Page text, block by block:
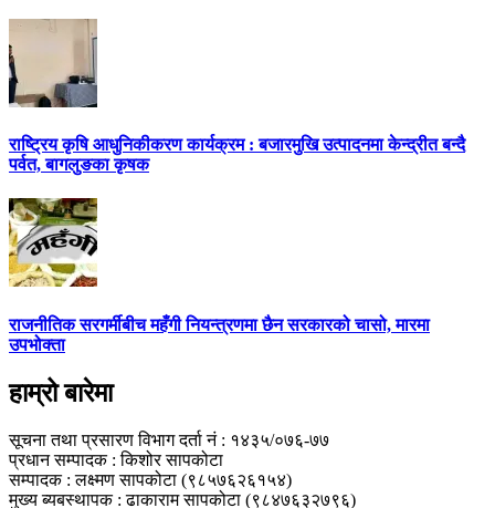
राष्ट्रिय कृषि आधुनिकीकरण कार्यक्रम : बजारमुखि उत्पादनमा केन्द्रीत बन्दै
पर्वत, बागलुङका कृषक
राजनीतिक सरगर्मीबीच महँगी नियन्त्रणमा छैन सरकारको चासो, मारमा
उपभोक्ता
हाम्रो बारेमा
सूचना तथा प्रसारण विभाग दर्ता नं : १४३५/०७६-७७
प्रधान सम्पादक : किशोर सापकोटा
सम्पादक : लक्ष्मण सापकोटा (९८५७६२६१५४)
मुख्य ब्यबस्थापक : ढाकाराम सापकोटा (९८४७६३२७९६)